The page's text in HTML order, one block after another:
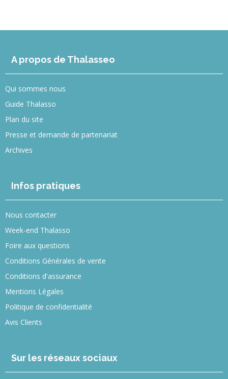
A propos de Thalasseo
Qui sommes nous
Guide Thalasso
Plan du site
Presse et demande de partenariat
Archives
Infos pratiques
Nous contacter
Week-end Thalasso
Foire aux questions
Conditions Générales de vente
Conditions d'assurance
Mentions Légales
Politique de confidentialité
Avis Clients
Sur les réseaux sociaux